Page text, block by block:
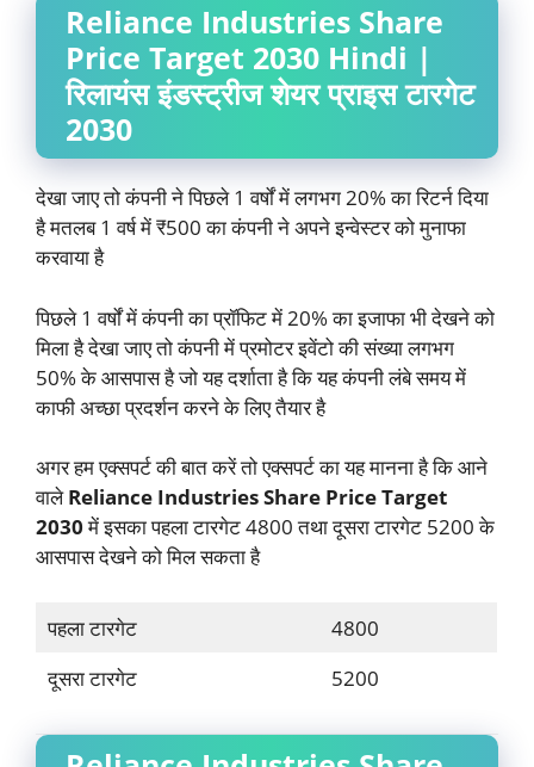
Reliance Industries Share
Price Target 2030 Hindi |
रिलायंस इंडस्ट्रीज शेयर प्राइस टारगेट
2030
देखा जाए तो कंपनी ने पिछले 1 वर्षों में लगभग 20% का रिटर्न दिया
है मतलब 1 वर्ष में ₹500 का कंपनी ने अपने इन्वेस्टर को मुनाफा
करवाया है
पिछले 1 वर्षों में कंपनी का प्रॉफिट में 20% का इजाफा भी देखने को
मिला है देखा जाए तो कंपनी में प्रमोटर इवेंटो की संख्या लगभग
50% के आसपास है जो यह दर्शाता है कि यह कंपनी लंबे समय में
काफी अच्छा प्रदर्शन करने के लिए तैयार है
अगर हम एक्सपर्ट की बात करें तो एक्सपर्ट का यह मानना है कि आने
वालेReliance Industries Share Price Target
2030में इसका पहला टारगेट 4800 तथा दूसरा टारगेट 5200 के
आसपास देखने को मिल सकता है
पहला टारगेट
4800
दूसरा टारगेट
5200